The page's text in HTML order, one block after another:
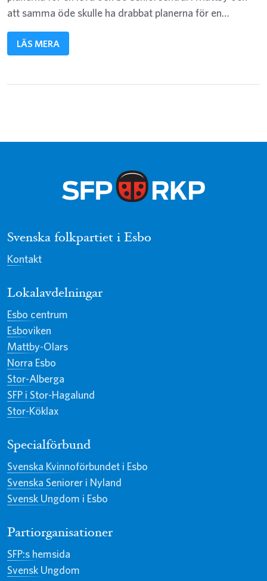
att samma öde skulle ha drabbat planerna för en…
LÄS MERA
Svenska folkpartiet i Esbo
Kontakt
Lokalavdelningar
Esbo centrum
Esboviken
Mattby-Olars
Norra Esbo
Stor-Alberga
SFP i Stor-Hagalund
Stor-Köklax
Specialförbund
Svenska Kvinnoförbundet i Esbo
Svenska Seniorer i Nyland
Svensk Ungdom i Esbo
Partiorganisationer
SFP:s hemsida
Svensk Ungdom